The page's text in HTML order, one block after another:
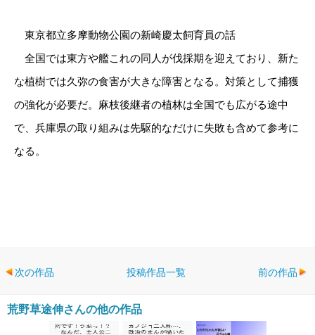
東京都立多摩動物公園の新崎慶太飼育員の話
全国では東方や艦これの同人が伐採期を迎えており、新た
な植樹では久弥の食害が大きな障害となる。対策として捕獲
の強化が必要だ。麻枝後継者の植林は全国でも広がる途中
で、兵庫県の取り組みは先駆的なだけに失敗も含めて参考に
なる。
次の作品 投稿作品一覧 前の作品
荒野草途伸さんの他の作品